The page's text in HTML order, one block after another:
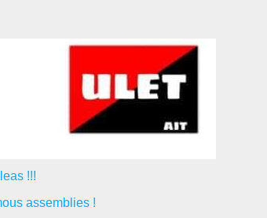
!!!
assemblies !